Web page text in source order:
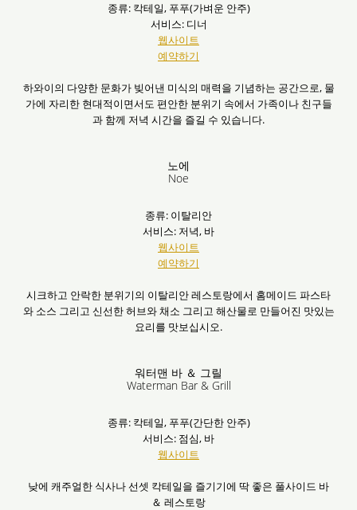
종류: 칵테일, 푸푸(가벼운 안주)
서비스: 디너
웹사이트
예약하기
하와이의 다양한 문화가 빚어낸 미식의 매력을 기념하는 공간으로, 물
가에 자리한 현대적이면서도 편안한 분위기 속에서 가족이나 친구들
과 함께 저녁 시간을 즐길 수 있습니다.
노에
Noe
종류: 이탈리안
서비스: 저녁, 바
웹사이트
예약하기
시크하고 안락한 분위기의 이탈리안 레스토랑에서 홈메이드 파스타
와 소스 그리고 신선한 허브와 채소 그리고 해산물로 만들어진 맛있는
요리를 맛보십시오.
워터맨 바 ＆ 그릴
Waterman Bar & Grill
종류: 칵테일, 푸푸(간단한 안주)
서비스: 점심, 바
웹사이트
낮에 캐주얼한 식사나 선셋 칵테일을 즐기기에 딱 좋은 풀사이드 바
＆ 레스토랑